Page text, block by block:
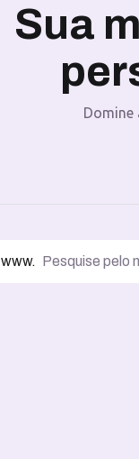
Sua
Domine
www.